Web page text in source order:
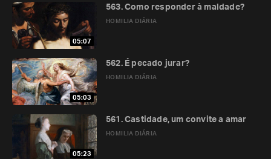
05:07
HOMILIA DIÁRIA
563. Como responder à maldade?
05:03
HOMILIA DIÁRIA
562. É pecado jurar?
05:23
HOMILIA DIÁRIA
561. Castidade, um convite a amar